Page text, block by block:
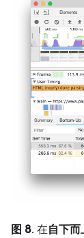
图 8. 在自下而